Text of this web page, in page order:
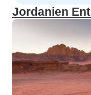
Jordanien